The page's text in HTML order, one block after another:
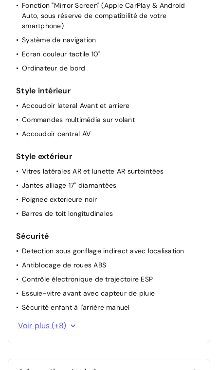
Direction Assistée
Direction Assistée électrique
Rétroviseurs extérieurs rabattables électriquement
Pochettes de rangement à l'AR des sièges AV
Miroir de courtoisie occultable sans éclairage
Appui-tête AR réglable
Rétroviseur intérieur Jour / Nuit Electrochrome
Dossier des sièges AV inclinables
Siège conducteur avec réglage manuel en hauteur
Allumage automatique des feux de croisement +
Commutation automatique des feux de route / feux de
croisement
Projecteurs réglables manuellement
Dossier du siège conducteur inclinable
Rétroviseurs extérieurs chauffants électriques
Fonction "Mirror Screen" (Apple CarPlay & Android
Auto, sous réserve de compatibilité de votre
smartphone)
Système de navigation
Ecran couleur tactile 10"
Ordinateur de bord
Style intérieur
Accoudoir lateral Avant et arriere
Commandes multimédia sur volant
Accoudoir central AV
Style extérieur
Vitres latérales AR et lunette AR surteintées
Jantes alliage 17" diamantées
Poignee exterieure noir
Barres de toit longitudinales
Sécurité
Detection sous gonflage indirect avec localisation
Antiblocage de roues ABS
Contrôle électronique de trajectoire ESP
Essuie-vitre avant avec capteur de pluie
Sécurité enfant à l'arrière manuel
Projecteurs LED
Voir plus (+8)